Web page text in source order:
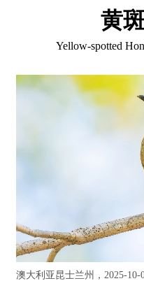
黄
Yellow-spotted
澳大利亚昆士兰州，2025-10-